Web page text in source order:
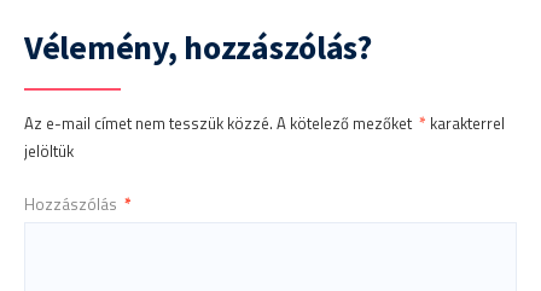
Vélemény, hozzászólás?
Az e-mail címet nem tesszük közzé. A kötelező mezőket * karakterrel
jelöltük
Hozzászólás *